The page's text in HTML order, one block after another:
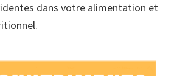
dans votre alimentation et